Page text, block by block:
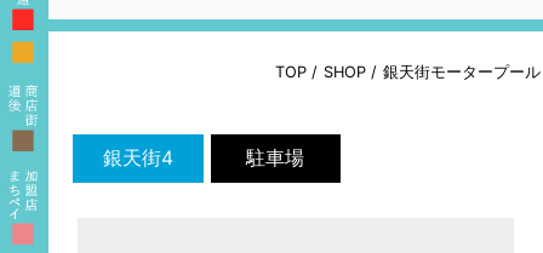
■
■
■
■
TOP / SHOP / 銀天街モータープール
銀天街4 駐車場